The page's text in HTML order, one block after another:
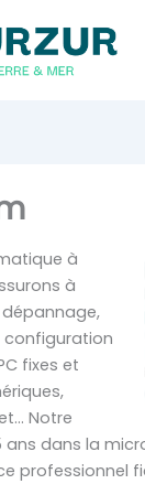
à
à
configuration
fixes et
Notre
ans dans la
professionnel